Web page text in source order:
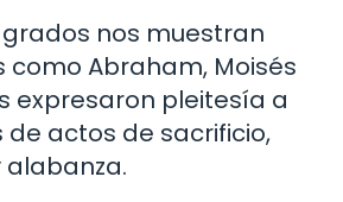
nos muestran
como Abraham, Moisés
expresaron pleitesía a
de actos de sacrificio,